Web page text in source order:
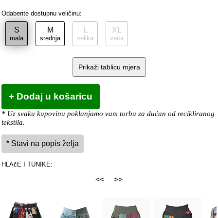
Odaberite dostupnu veličinu:
S
mala
M
srednja velika
XL
veća
Prikaži tablicu mjera
* Uz svaku kupovinu poklanjamo vam torbu za dućan od recikliranog
tekstila.
HLAčE I TUNIKE:
<< >>